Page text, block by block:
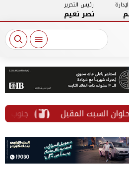
رئيس التحرير
نصر نعيم
جنوب لبنان تحت النار.. إصابة 8